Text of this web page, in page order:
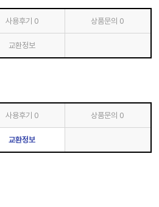
사용후기 0 상품문의 0
교환정보
사용후기 0 상품문의 0
교환정보